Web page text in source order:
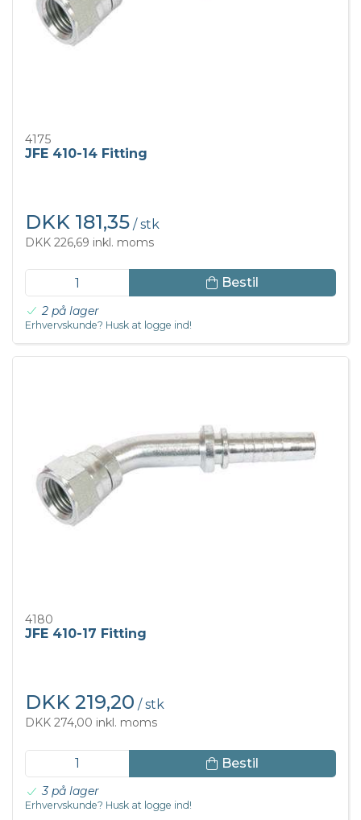
4175
JFE 410-14 Fitting
DKK 181,35 / stk
DKK 226,69 inkl. moms
Bestil
2 på lager
Erhvervskunde? Husk at logge ind!
4180
JFE 410-17 Fitting
DKK 219,20 / stk
DKK 274,00 inkl. moms
Bestil
3 på lager
Erhvervskunde? Husk at logge ind!